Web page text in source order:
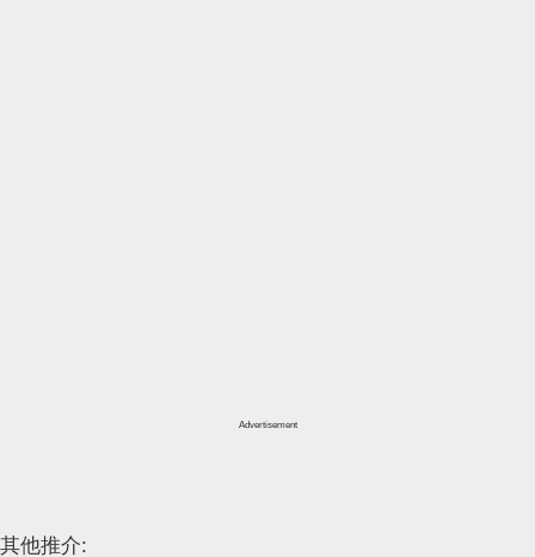
Advertisement
其他推介: